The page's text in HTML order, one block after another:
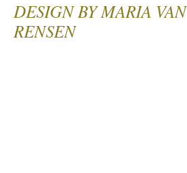
DESIGN BY MARIA VAN
RENSEN